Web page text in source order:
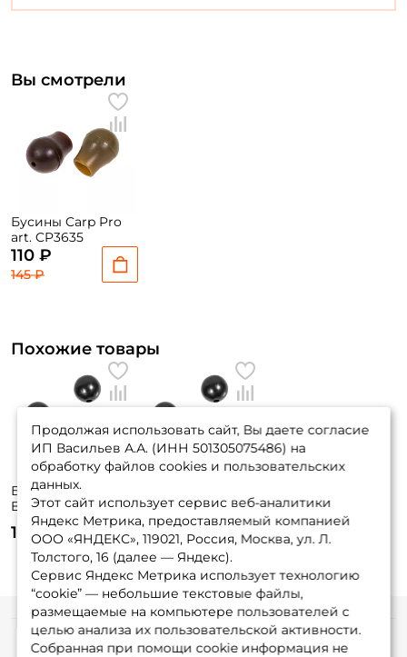
Вы смотрели
Бусины Carp Pro
art. CP3635
110 ₽
145 ₽
Похожие товары
Бусины Salmo Soft
Beads 5mm
105 ₽
Beads 7mm
105 ₽
Продолжая использовать сайт, Вы даете согласие
ИП Васильев А.А. (ИНН 501305075486) на
обработку файлов cookies и пользовательских
данных.
Этот сайт использует сервис веб-аналитики
Яндекс Метрика, предоставляемый компанией
ООО «ЯНДЕКС», 119021, Россия, Москва, ул. Л.
Толстого, 16 (далее — Яндекс).
Сервис Яндекс Метрика использует технологию
“cookie” — небольшие текстовые файлы,
размещаемые на компьютере пользователей с
целью анализа их пользовательской активности.
Собранная при помощи cookie информация не
Информация